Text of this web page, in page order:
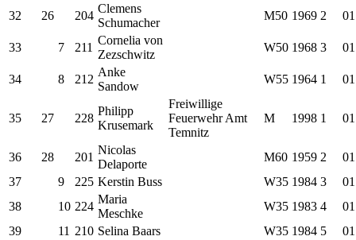
32 26 204
Clemens
Schumacher
M50 1969 2
33 7 211
Cornelia von
Zezschwitz
W50 1968 3
34 8 212
Anke
Sandow
W55 1964 1
35 27 228
Philipp
Krusemark
Freiwillige
Feuerwehr Amt
Temnitz
M 1998 1
36 28 201
Nicolas
Delaporte
M60 1959 2
37
9 225 Kerstin Buss W35 1984 3
38
10 224
Maria
Meschke
W35 1983 4
39
11 210 Selina Baars W35 1984 5